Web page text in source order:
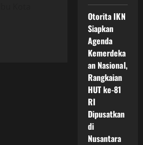
Otorita IKN
Siapkan
Agenda
Kemerdeka
an Nasional,
Rangkaian
HUT ke-81
RI
Dipusatkan
di
Nusantara